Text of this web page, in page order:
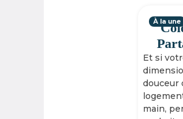
Et si
douceur
main,
À la une